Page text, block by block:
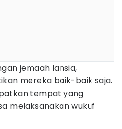
jemaah lansia,
mereka baik-baik saja.
tempat yang
melaksanakan wukuf